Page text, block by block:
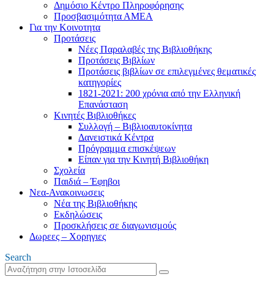
Δημόσιο Κέντρο Πληροφόρησης
Προσβασιμότητα ΑΜΕΑ
Για την Κοινοτητα
Προτάσεις
Νέες Παραλαβές της Βιβλιοθήκης
Προτάσεις Βιβλίων
Προτάσεις βιβλίων σε επιλεγμένες θεματικές
κατηγορίες
1821-2021: 200 χρόνια από την Ελληνική
Επανάσταση
Κινητές Βιβλιοθήκες
Συλλογή – Βιβλιοαυτοκίνητα
Δανειστικά Κέντρα
Πρόγραμμα επισκέψεων
Είπαν για την Κινητή Βιβλιοθήκη
Σχολεία
Παιδιά – Έφηβοι
Νεα-Ανακοινωσεις
Νέα της Βιβλιοθήκης
Εκδηλώσεις
Προσκλήσεις σε διαγωνισμούς
Δωρεες – Χορηγιες
Search